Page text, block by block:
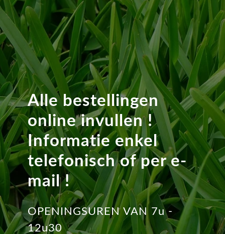
Alle bestellingen
online invullen !
Informatie enkel
telefonisch of per e-
mail !
OPENINGSUREN VAN 7u -
12u30